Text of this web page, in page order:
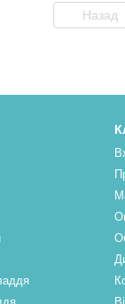
Назад